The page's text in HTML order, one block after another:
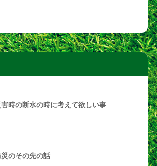
害時の断水の時に考えて欲しい事
災のその先の話